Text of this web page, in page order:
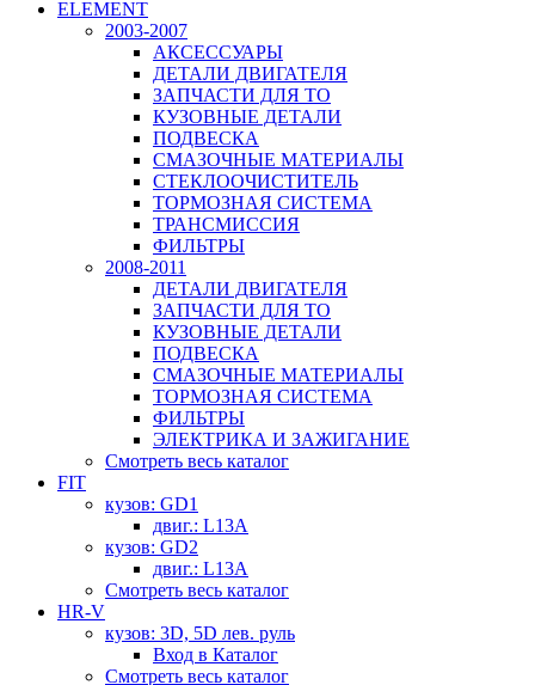
ELEMENT
2003-2007
АКСЕССУАРЫ
ДЕТАЛИ ДВИГАТЕЛЯ
ЗАПЧАСТИ ДЛЯ ТО
КУЗОВНЫЕ ДЕТАЛИ
ПОДВЕСКА
СМАЗОЧНЫЕ МАТЕРИАЛЫ
СТЕКЛООЧИСТИТЕЛЬ
ТОРМОЗНАЯ СИСТЕМА
ТРАНСМИССИЯ
ФИЛЬТРЫ
2008-2011
ДЕТАЛИ ДВИГАТЕЛЯ
ЗАПЧАСТИ ДЛЯ ТО
КУЗОВНЫЕ ДЕТАЛИ
ПОДВЕСКА
СМАЗОЧНЫЕ МАТЕРИАЛЫ
ТОРМОЗНАЯ СИСТЕМА
ФИЛЬТРЫ
ЭЛЕКТРИКА И ЗАЖИГАНИЕ
Смотреть весь каталог
FIT
кузов: GD1
двиг.: L13A
кузов: GD2
двиг.: L13A
Смотреть весь каталог
HR-V
кузов: 3D, 5D лев. руль
Вход в Каталог
Смотреть весь каталог